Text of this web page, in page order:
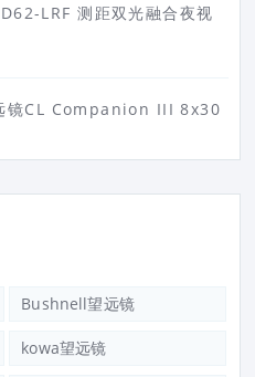
LRF 测距双光融合夜视
镜CL Companion III 8x30
Bushnell望远镜
kowa望远镜